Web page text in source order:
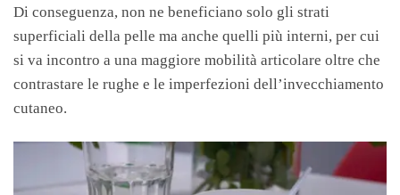
Di conseguenza, non ne beneficiano solo gli strati
superficiali della pelle ma anche quelli più interni, per cui
si va incontro a una maggiore mobilità articolare oltre che
contrastare le rughe e le imperfezioni dell’invecchiamento
cutaneo.